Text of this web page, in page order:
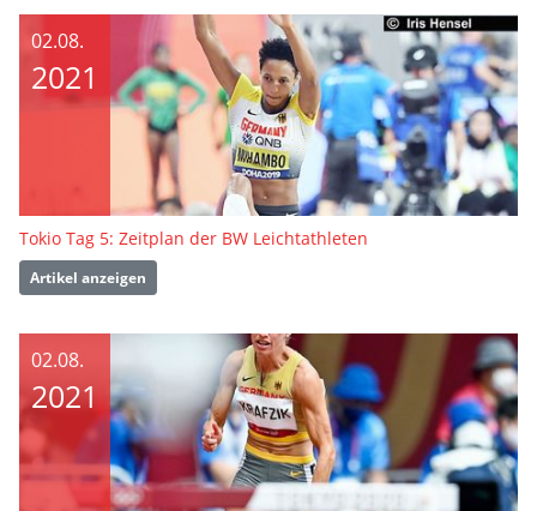
02.08.
2021
Tokio Tag 5: Zeitplan der BW Leichtathleten
Artikel anzeigen
02.08.
2021